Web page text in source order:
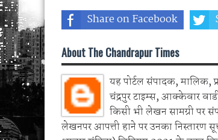
Share on Facebook
About The Chandrapur Times
यह पोर्टल संपादक, मालिक,
चंद्रपुर टाइम्स, आक्केवार
किसी भी लेखन सामग्री पर
लेखनपर आपत्ती हाने पर उनका निस्तारण